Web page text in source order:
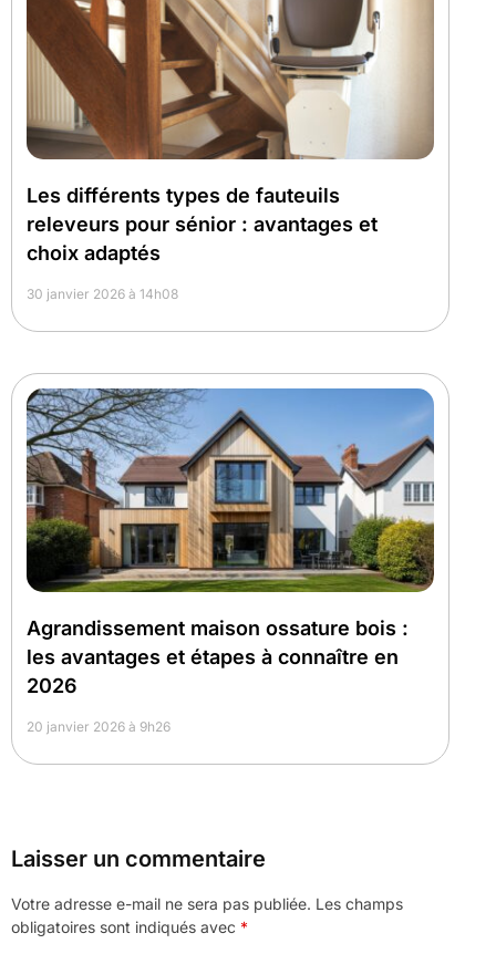
Les différents types de fauteuils
releveurs pour sénior : avantages et
choix adaptés
30 janvier 2026 à 14h08
Agrandissement maison ossature bois :
les avantages et étapes à connaître en
2026
20 janvier 2026 à 9h26
Laisser un commentaire
Votre adresse e-mail ne sera pas publiée. Les champs
obligatoires sont indiqués avec *